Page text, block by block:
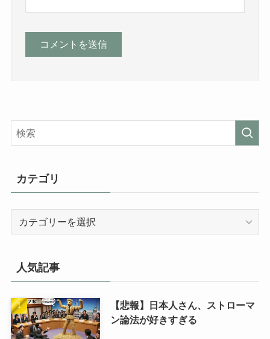
カテゴリ
人気記事
【悲報】日本人さん、ストローマ
ン論法が好きすぎる